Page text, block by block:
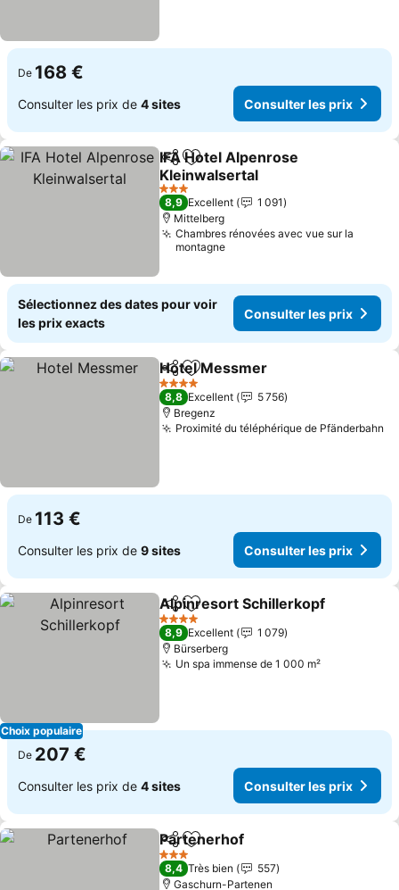
De 168 €
Consulter les prix de 4 sites Consulter les prix
PartagerAjouter à mes favoris
IFA Hotel Alpenrose
Kleinwalsertal
3 Étoiles
8,9 Excellent
1 091
Mittelberg
Chambres rénovées avec vue sur la
montagne
Sélectionnez des dates pour voir
les prix exacts
Consulter les prix
PartagerAjouter à mes favoris
Hotel Messmer
4 Étoiles
8,8 Excellent
5 756
Bregenz
Proximité du téléphérique de Pfänderbahn
De 113 €
Consulter les prix de 9 sites Consulter les prix
Choix populaire
PartagerAjouter à mes favoris
Alpinresort Schillerkopf
4 Étoiles
8,9 Excellent
1 079
Bürserberg
Un spa immense de 1 000 m²
De 207 €
Consulter les prix de 4 sites Consulter les prix
PartagerAjouter à mes favoris
Partenerhof
3 Étoiles
8,4 Très bien
557
Gaschurn-Partenen